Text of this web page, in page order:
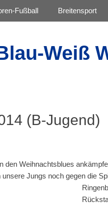
Weiß
Fußball Breitensport
(B-Jugend)
Weihnachtsblues
Jungs noch gegen die